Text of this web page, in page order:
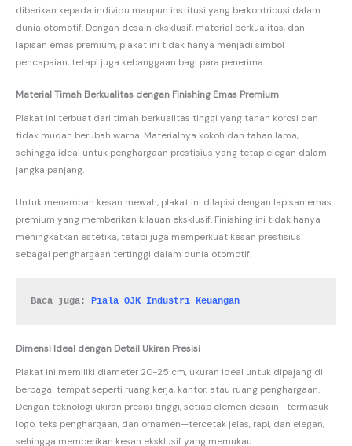
diberikan kepada individu maupun institusi yang berkontribusi dalam
dunia otomotif. Dengan desain eksklusif, material berkualitas, dan
lapisan emas premium, plakat ini tidak hanya menjadi simbol
pencapaian, tetapi juga kebanggaan bagi para penerima.
Material Timah Berkualitas dengan Finishing Emas Premium
Plakat ini terbuat dari timah berkualitas tinggi yang tahan korosi dan
tidak mudah berubah warna. Materialnya kokoh dan tahan lama,
sehingga ideal untuk penghargaan prestisius yang tetap elegan dalam
jangka panjang.
Untuk menambah kesan mewah, plakat ini dilapisi dengan lapisan emas
premium yang memberikan kilauan eksklusif. Finishing ini tidak hanya
meningkatkan estetika, tetapi juga memperkuat kesan prestisius
sebagai penghargaan tertinggi dalam dunia otomotif.
Baca juga: Piala OJK Industri Keuangan
Dimensi Ideal dengan Detail Ukiran Presisi
Plakat ini memiliki diameter 20-25 cm, ukuran ideal untuk dipajang di
berbagai tempat seperti ruang kerja, kantor, atau ruang penghargaan.
Dengan teknologi ukiran presisi tinggi, setiap elemen desain—termasuk
logo, teks penghargaan, dan ornamen—tercetak jelas, rapi, dan elegan,
sehingga memberikan kesan eksklusif yang memukau.